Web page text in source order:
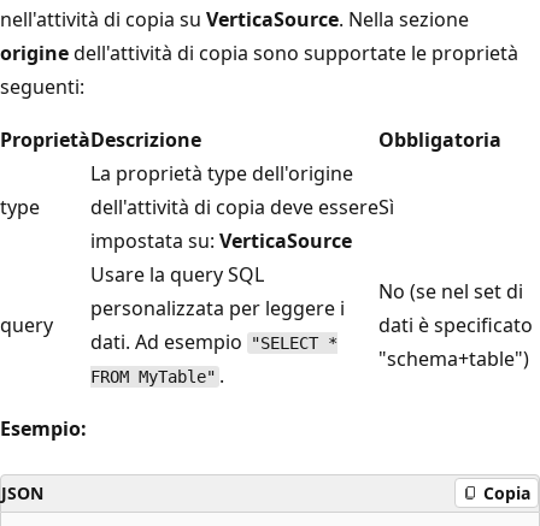
nell'attività di copia su VerticaSource. Nella sezione
originedell'attività di copia sono supportate le proprietà
seguenti:
ProprietàDescrizione Obbligatoria
type
La proprietà type dell'origine
dell'attività di copia deve essere
impostata su: VerticaSource
Sì
query
Usare la query SQL
personalizzata per leggere i
dati. Ad esempio
"SELECT *
FROM MyTable" .
No (se nel set di
dati è specificato
"schema+table")
Esempio:
JSON Copia